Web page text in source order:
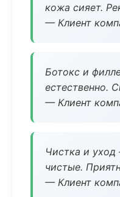
кожа сияет.
— Клиент
Ботокс и
естественно.
— Клиент
Чистка и
чистые.
— Клиент